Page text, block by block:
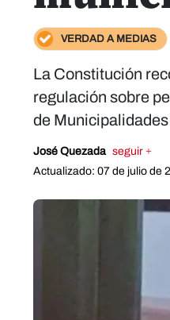
VERDAD A MEDIAS
La Constitución
regulación sobre
de Municipalidades
José Quezada seguir +
Actualizado: 07 de julio de